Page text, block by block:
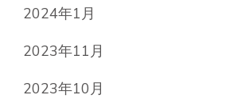
2024年1月
2023年11月
2023年10月